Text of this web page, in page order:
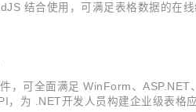
结合使用，可满足表格数据的在
，可全面满足 WinForm、
为 .NET开发人员构建企业级表